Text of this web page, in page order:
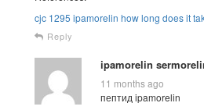
cjc 1295 ipamorelin how long does it
Reply
ipamorelin
11 months ago
пептид ipamorelin